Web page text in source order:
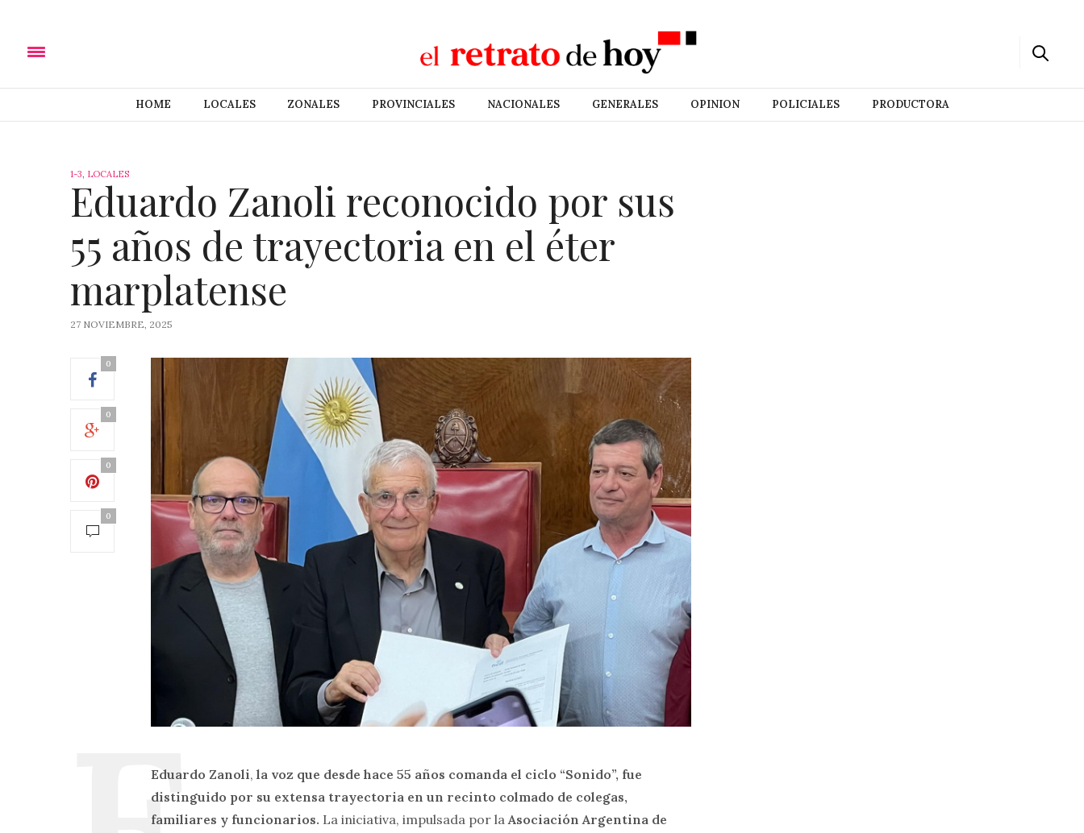
HOME LOCALES ZONALES PROVINCIALES NACIONALES GENERALES OPINION POLICIALES PRODUCTORA
1-3, LOCALES
Eduardo Zanoli reconocido por sus
55 años de trayectoria en el éter
marplatense
27 NOVIEMBRE, 2025
0
0
0
0
Eduardo Zanoli, la voz que desde hace 55 años comanda el ciclo “Sonido”, fue
distinguido por su extensa trayectoria en un recinto colmado de colegas,
familiares y funcionarios. La iniciativa, impulsada por laAsociación Argentina de